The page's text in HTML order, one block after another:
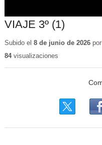
VIAJE 3º (1)
Subido el 8 de junio de 2026por
84visualizaciones